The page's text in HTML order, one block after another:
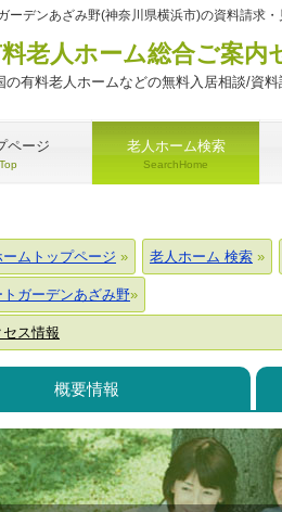
ーデンあざみ野(神奈川県横浜市)の資料請求
老人ホーム総合ご案内
の有料老人ホームなどの無料入居相談/資
ページ
Top
老人ホーム検索
SearchHome
ムトップページ
老人ホーム 検索
トガーデンあざみ野
ス情報
概要情報